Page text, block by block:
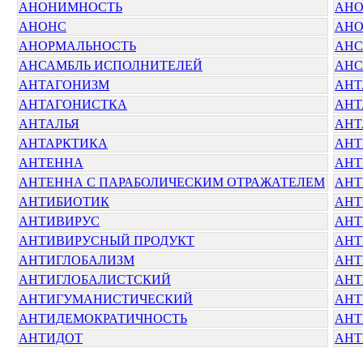
АНОНИМНОСТЬ
АНОНС
АНОРМАЛЬНОСТЬ
АНСАМБЛЬ ИСПОЛНИТЕЛЕЙ
АНТАГОНИЗМ
АНТАГОНИСТКА
АНТАЛЬЯ
АНТАРКТИКА
АНТЕННА
АНТЕННА С ПАРАБОЛИЧЕСКИМ ОТРАЖАТЕЛЕМ
АНТИБИОТИК
АНТИВИРУС
АНТИВИРУСНЫЙ ПРОДУКТ
АНТИГЛОБАЛИЗМ
АНТИГЛОБАЛИСТСКИЙ
АНТИГУМАНИСТИЧЕСКИЙ
АНТИДЕМОКРАТИЧНОСТЬ
АНТИДОТ